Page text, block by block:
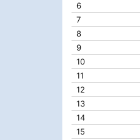
6
7
8
9
10
11
12
13
14
15